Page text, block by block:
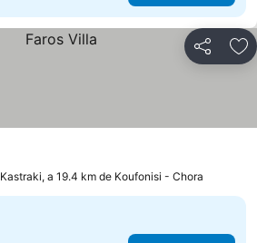
Partilhar
Kastraki, a 19.4 km de Koufonisi - Chora